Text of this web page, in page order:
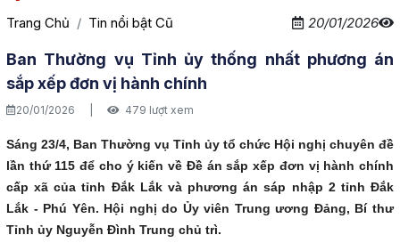
Trang Chủ Tin nổi bật Cũ 20/01/2026
Ban Thường vụ Tỉnh ủy thống nhất phương án
sắp xếp đơn vị hành chính
20/01/2026 479 lượt xem
Sáng 23/4, Ban Thường vụ Tỉnh ủy tổ chức Hội nghị chuyên đề
lần thứ 115 để cho ý kiến về Đề án sắp xếp đơn vị hành chính
cấp xã của tỉnh Đắk Lắk và phương án sáp nhập 2 tỉnh Đắk
Lắk - Phú Yên. Hội nghị do Ủy viên Trung ương Đảng, Bí thư
Tỉnh ủy Nguyễn Đình Trung chủ trì.